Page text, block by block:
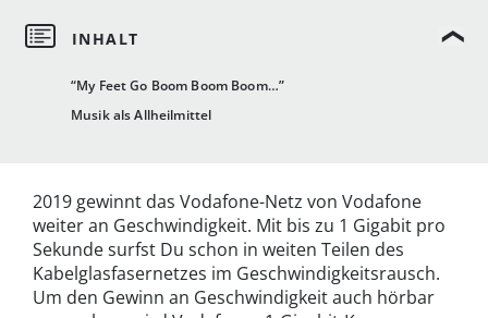
“My Feet Go Boom Boom Boom…”
Musik als Allheilmittel
2019 gewinnt das Vodafone-Netz von Vodafone
weiter an Geschwindigkeit. Mit bis zu 1 Gigabit pro
Sekunde surfst Du schon in weiten Teilen des
Kabelglasfasernetzes im Geschwindigkeitsrausch.
Um den Gewinn an Geschwindigkeit auch hörbar